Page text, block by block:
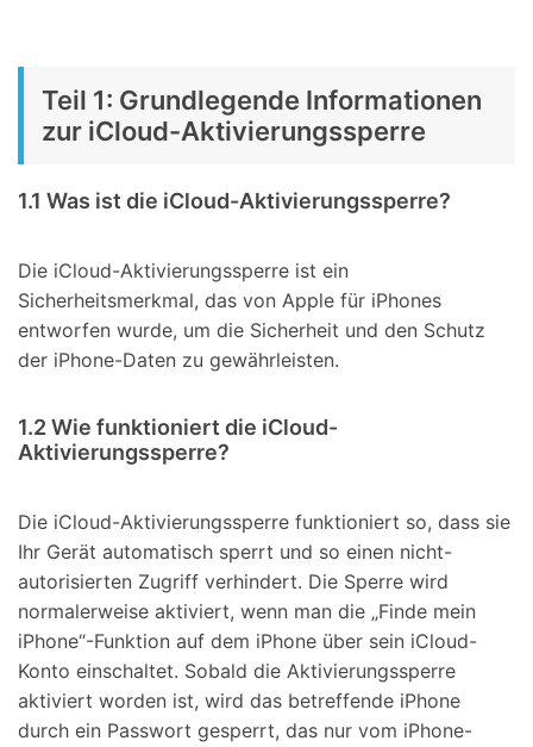
Teil 1: Grundlegende Informationen
zur iCloud-Aktivierungssperre
1.1 Was ist die iCloud-Aktivierungssperre?
Die iCloud-Aktivierungssperre ist ein
Sicherheitsmerkmal, das von Apple für iPhones
entworfen wurde, um die Sicherheit und den Schutz
der iPhone-Daten zu gewährleisten.
1.2 Wie funktioniert die iCloud-
Aktivierungssperre?
Die iCloud-Aktivierungssperre funktioniert so, dass sie
Ihr Gerät automatisch sperrt und so einen nicht-
autorisierten Zugriff verhindert. Die Sperre wird
normalerweise aktiviert, wenn man die „Finde mein
iPhone“-Funktion auf dem iPhone über sein iCloud-
Konto einschaltet. Sobald die Aktivierungssperre
aktiviert worden ist, wird das betreffende iPhone
durch ein Passwort gesperrt, das nur vom iPhone-